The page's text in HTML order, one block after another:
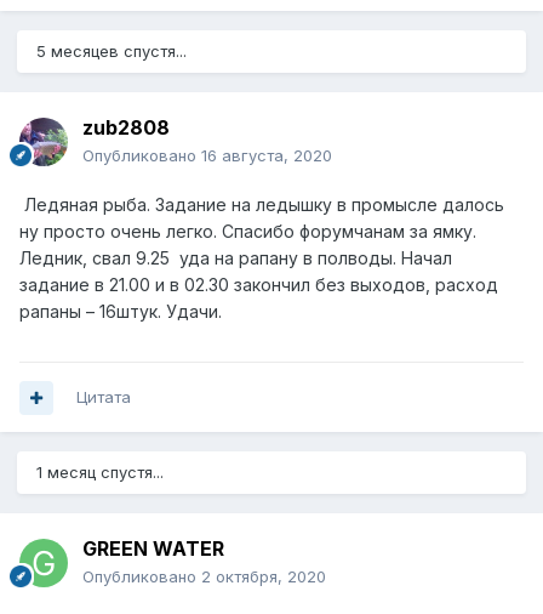
5 месяцев спустя...
zub2808
Опубликовано 16 августа, 2020
Ледяная рыба. Задание на ледышку в промысле далось
ну просто очень легко. Спасибо форумчанам за ямку.
Ледник, свал 9.25 уда на рапану в полводы. Начал
задание в 21.00 и в 02.30 закончил без выходов, расход
рапаны – 16штук. Удачи.
Цитата
1 месяц спустя...
GREEN WATER
Опубликовано 2 октября, 2020